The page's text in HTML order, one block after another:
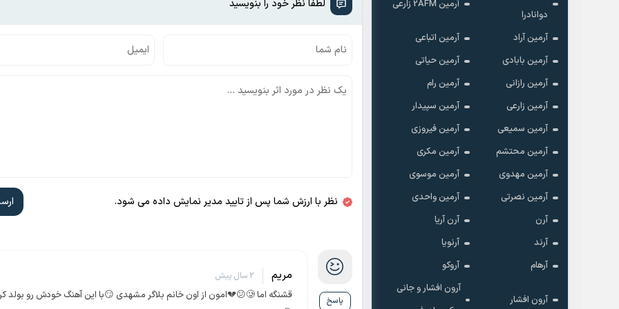
دوانادرا
آرمین 2AFM زارعی
آرمین آراد
آرمین اتباعی
آرمین بابادی
آرمین حیاتی
آرمین رازانی
آرمین رام
آرمین زارعی
آرمین سپیدار
آرمین سمیعی
آرمین فیروزی
آرمین محتشم
آرمین مکری
آرمین مهدوی
آرمین موسوی
آرمین نصرتی
آرمین واحدی
آرن
آرن آریا
آرند
آرنویا
آرهام
آروکو
آرون افشار
آرون افشار و جانی
لطفا نظر خود را بنویسید
نظر با ارزش شما پس از تایید مدیر نمایش داده می شود.
پاسخ
مريم 2 سال پیش
قشنگه اما 🥲😕💔امون از اون خانم بلاگر مشهدى 😏با اين آهنگ خودش رو بولد